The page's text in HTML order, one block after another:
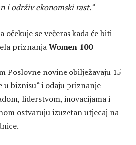
i održiv ekonomski rast.“
očekuje se večeras kada će biti
priznanjaWomen 100
Poslovne novine obilježavaju 15
u biznisu“ i odaju priznanje
liderstvom, inovacijama i
ostvaruju izuzetan utjecaj na